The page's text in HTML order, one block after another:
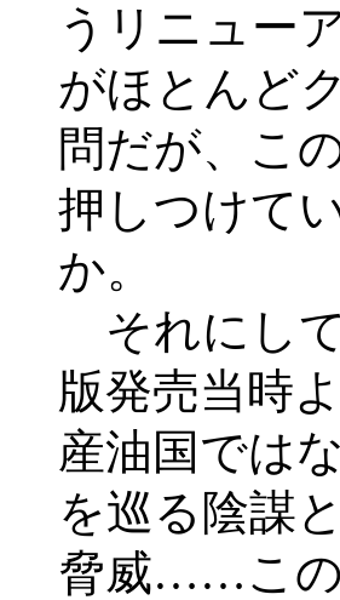
うリニュー
がほとんど
問だが、こ
押しつけて
か。
それにして
版発売当時
産油国では
を巡る陰謀
脅威……この